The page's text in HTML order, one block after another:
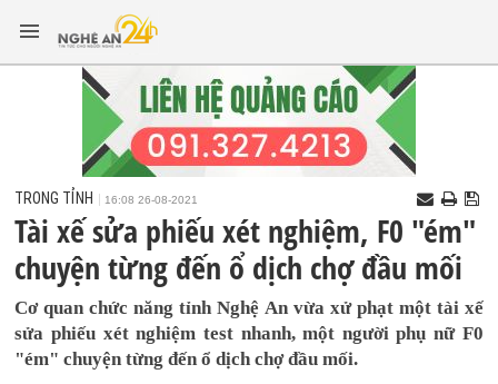
TRONG TỈNH 16:08 26-08-2021
Tài xế sửa phiếu xét nghiệm, F0 "ém"
chuyện từng đến ổ dịch chợ đầu mối
Cơ quan chức năng tỉnh Nghệ An vừa xử phạt một tài xế
sửa phiếu xét nghiệm test nhanh, một người phụ nữ F0
"ém" chuyện từng đến ổ dịch chợ đầu mối.